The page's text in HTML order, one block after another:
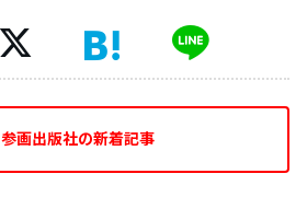
参画出版社の新着記事